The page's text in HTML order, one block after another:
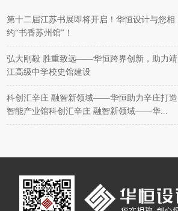
第十二届江苏书展即将开启！华恒设计与您相
约“书香苏州馆”！
弘大刚毅 胜重致远——华恒跨界创新，助力靖
江高级中学校史馆建设
科创汇辛庄 融智新领域——华恒助力辛庄打造
智能产业馆科创汇辛庄 融智新领域——华...